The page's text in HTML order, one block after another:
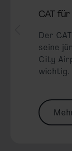
CAT für
Der
seine
City
wichtig.